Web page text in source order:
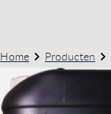
Home Producten